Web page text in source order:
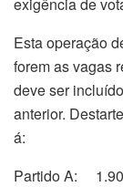
Esta operação
forem as vagas
deve ser
anterior.
á:
Partido A: